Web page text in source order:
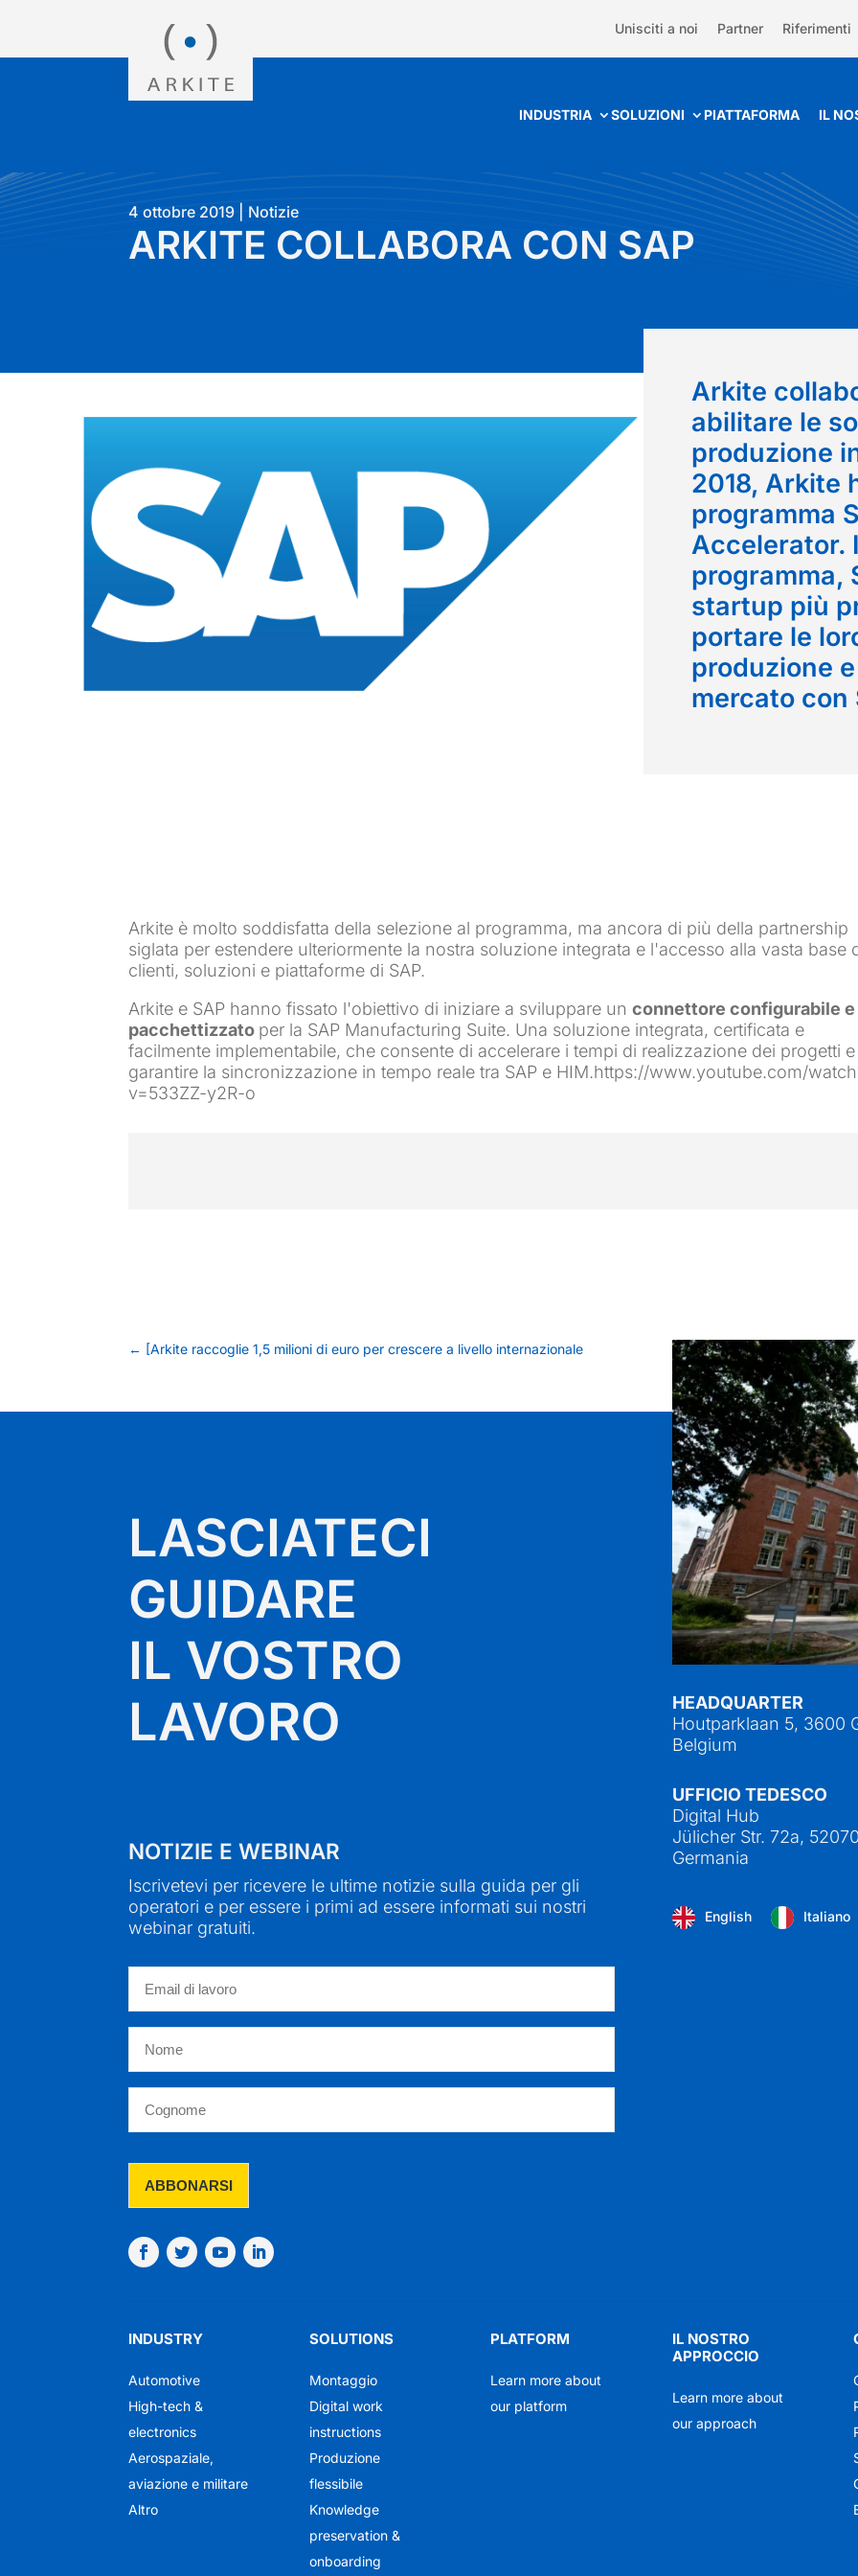
Unisciti a noi Partner Riferimenti
INDUSTRIA SOLUZIONI PIATTAFORMA IL
ARKITE COLLABORA CON SAP
4 ottobre 2019 Notizie
Arkite
abilitare le
produzione
2018, Arkite
programma
Accelerator.
programma,
startup più
portare le
produzione
mercato con
Arkite è molto soddisfatta della selezione al programma, ma ancora di più della partnership
siglata per estendere ulteriormente la nostra soluzione integrata e l'accesso alla vasta base
clienti, soluzioni e piattaforme di SAP.
Arkite e SAP hanno fissato l'obiettivo di iniziare a sviluppare unconnettore configurabile e
pacchettizzato per la SAP Manufacturing Suite. Una soluzione integrata, certificata e
facilmente implementabile, che consente di accelerare i tempi di realizzazione dei progetti e
garantire la sincronizzazione in tempo reale tra SAP e HIM.https://www.youtube.com/
v=533ZZ-y2R-o
← [Arkite raccoglie 1,5 milioni di euro per crescere a livello internazionale Arkite è stata
LASCIATECI
GUIDARE
IL VOSTRO
LAVORO
NOTIZIE E WEBINAR
Iscrivetevi per ricevere le ultime notizie sulla guida per gli
operatori e per essere i primi ad essere informati sui nostri
webinar gratuiti.
HEADQUARTER
Houtparklaan 5, 3600
Belgium
UFFICIO TEDESCO
Digital Hub
Jülicher Str. 72a,
Germania
English Italiano
INDUSTRY
Automotive
High-tech &
electronics
Aerospaziale,
aviazione e militare
Altro
SOLUTIONS
Montaggio
Digital work
instructions
Produzione
flessibile
Knowledge
preservation &
onboarding
PLATFORM
Learn more about
our platform
IL NOSTRO
APPROCCIO
Learn more about
our approach